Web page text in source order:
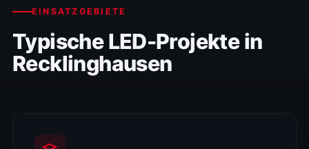
EINSATZGEBIETE
Typische LED-Projekte in
Recklinghausen